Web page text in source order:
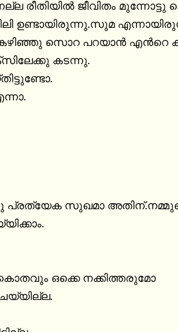
.നല്ല രീതിയിൽ ജീവിതം
ഉണ്ടായിരുന്നു.സുമ
സൊറ പറയാൻ എൻറെ
കടന്നു.
പ്രത്യേക സുഖമാ
ഒക്കെ നക്കിത്തരുമോ